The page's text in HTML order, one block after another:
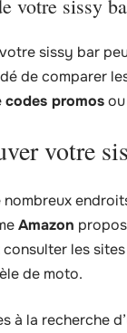
votre sissy
sissy bar
de comparer
codes promos
votre
nombreux
Amazon
les
de moto.
à la recherche